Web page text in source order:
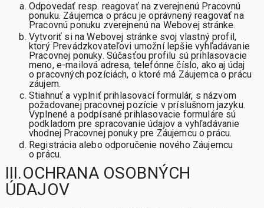
Odpovedať resp. reagovať na zverejnenú Pracovnú
ponuku. Záujemca o prácu je oprávnený reagovať na
Pracovnú ponuku zverejnenú na Webovej stránke.
Vytvoriť si na Webovej stránke svoj vlastný profil,
ktorý Prevádzkovateľovi umožní lepšie vyhľadávanie
Pracovnej ponuky. Súčasťou profilu sú prihlasovacie
meno, e-mailová adresa, telefónne číslo, ako aj údaj
o pracovných pozíciách, o ktoré má Záujemca o prácu
záujem.
Stiahnuť a vyplniť prihlasovací formulár, s názvom
požadovanej pracovnej pozície v príslušnom jazyku.
Vyplnené a podpísané prihlasovacie formuláre sú
podkladom pre spracovanie údajov a vyhľadávanie
vhodnej Pracovnej ponuky pre Záujemcu o prácu.
Registrácia alebo odporučenie nového Záujemcu
o prácu.
III.OCHRANA OSOBNÝCH
ÚDAJOV